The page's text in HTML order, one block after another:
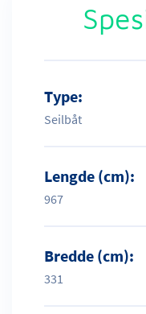
Type:
Seilbåt
Lengde (cm):
967
Bredde (cm):
331